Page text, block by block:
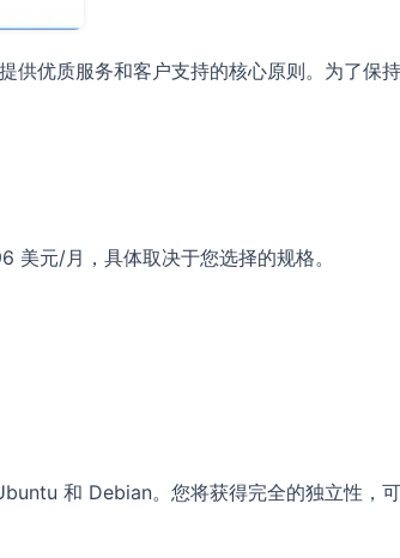
优质服务和客户支持的核心原则。为了保
元/月，具体取决于您选择的规格。
和 Debian。您将获得完全的独立性，